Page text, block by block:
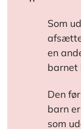
Som
en
barnet
Den
barn
som